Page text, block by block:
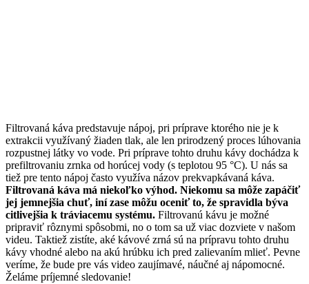
Filtrovaná káva predstavuje nápoj, pri príprave ktorého nie je k
extrakcii využívaný žiaden tlak, ale len prirodzený proces lúhovania
rozpustnej látky vo vode. Pri príprave tohto druhu kávy dochádza k
prefiltrovaniu zrnka od horúcej vody (s teplotou 95 °C). U nás sa
tiež pre tento nápoj často využíva názov prekvapkávaná káva.
Filtrovaná káva má niekoľko výhod. Niekomu sa môže zapáčiť
jej jemnejšia chuť, iní zase môžu oceniť to, že spravidla býva
citlivejšia k tráviacemu systému. Filtrovanú kávu je možné
pripraviť rôznymi spôsobmi, no o tom sa už viac dozviete v našom
videu. Taktiež zistíte, aké kávové zrná sú na prípravu tohto druhu
kávy vhodné alebo na akú hrúbku ich pred zalievaním mlieť. Pevne
veríme, že bude pre vás video zaujímavé, náučné aj nápomocné.
Želáme príjemné sledovanie!